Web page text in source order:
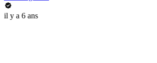
il y a 6 ans